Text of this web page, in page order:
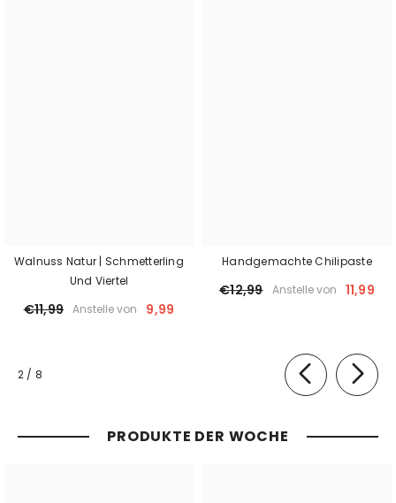
Walnuss Natur | Schmetterling
Und Viertel
€11,99 Anstelle von 9,99
Handgemachte Chilipaste
€12,99 Anstelle von 11,99
2 / von
8
PRODUKTE DER WOCHE